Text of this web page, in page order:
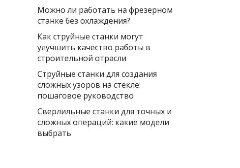
Можно ли работать на фрезерном
станке без охлаждения?
Как струйные станки могут
улучшить качество работы в
строительной отрасли
Струйные станки для создания
сложных узоров на стекле:
пошаговое руководство
Сверлильные станки для точных и
сложных операций: какие модели
выбрать